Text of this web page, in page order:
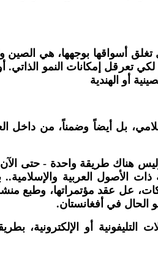
أسواقها بوجهها، هي الصين
تعرقل إمكانات النمو
أو الهندية
بل أيضاً وضمناً، من داخل
هناك طريقة واحدة - حتى الآن -
العربية والإسلامية..
عل عقد مؤتمراتها، وطبع
في أفغانستان.
التليفونية أو